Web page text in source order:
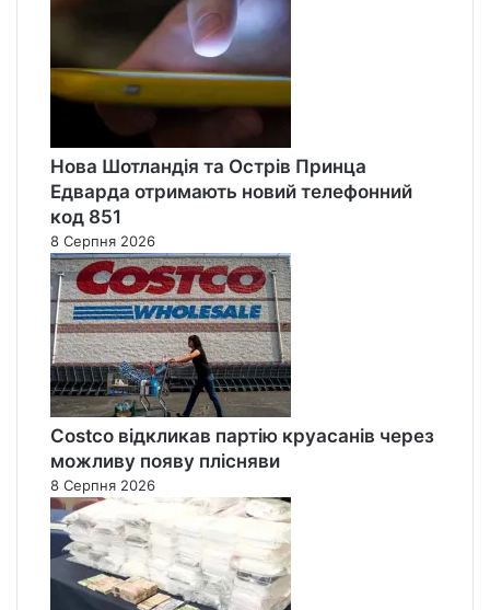
Нова Шотландія та Острів Принца
Едварда отримають новий телефонний
код 851
8 Серпня 2026
Costco відкликав партію круасанів через
можливу появу плісняви
8 Серпня 2026